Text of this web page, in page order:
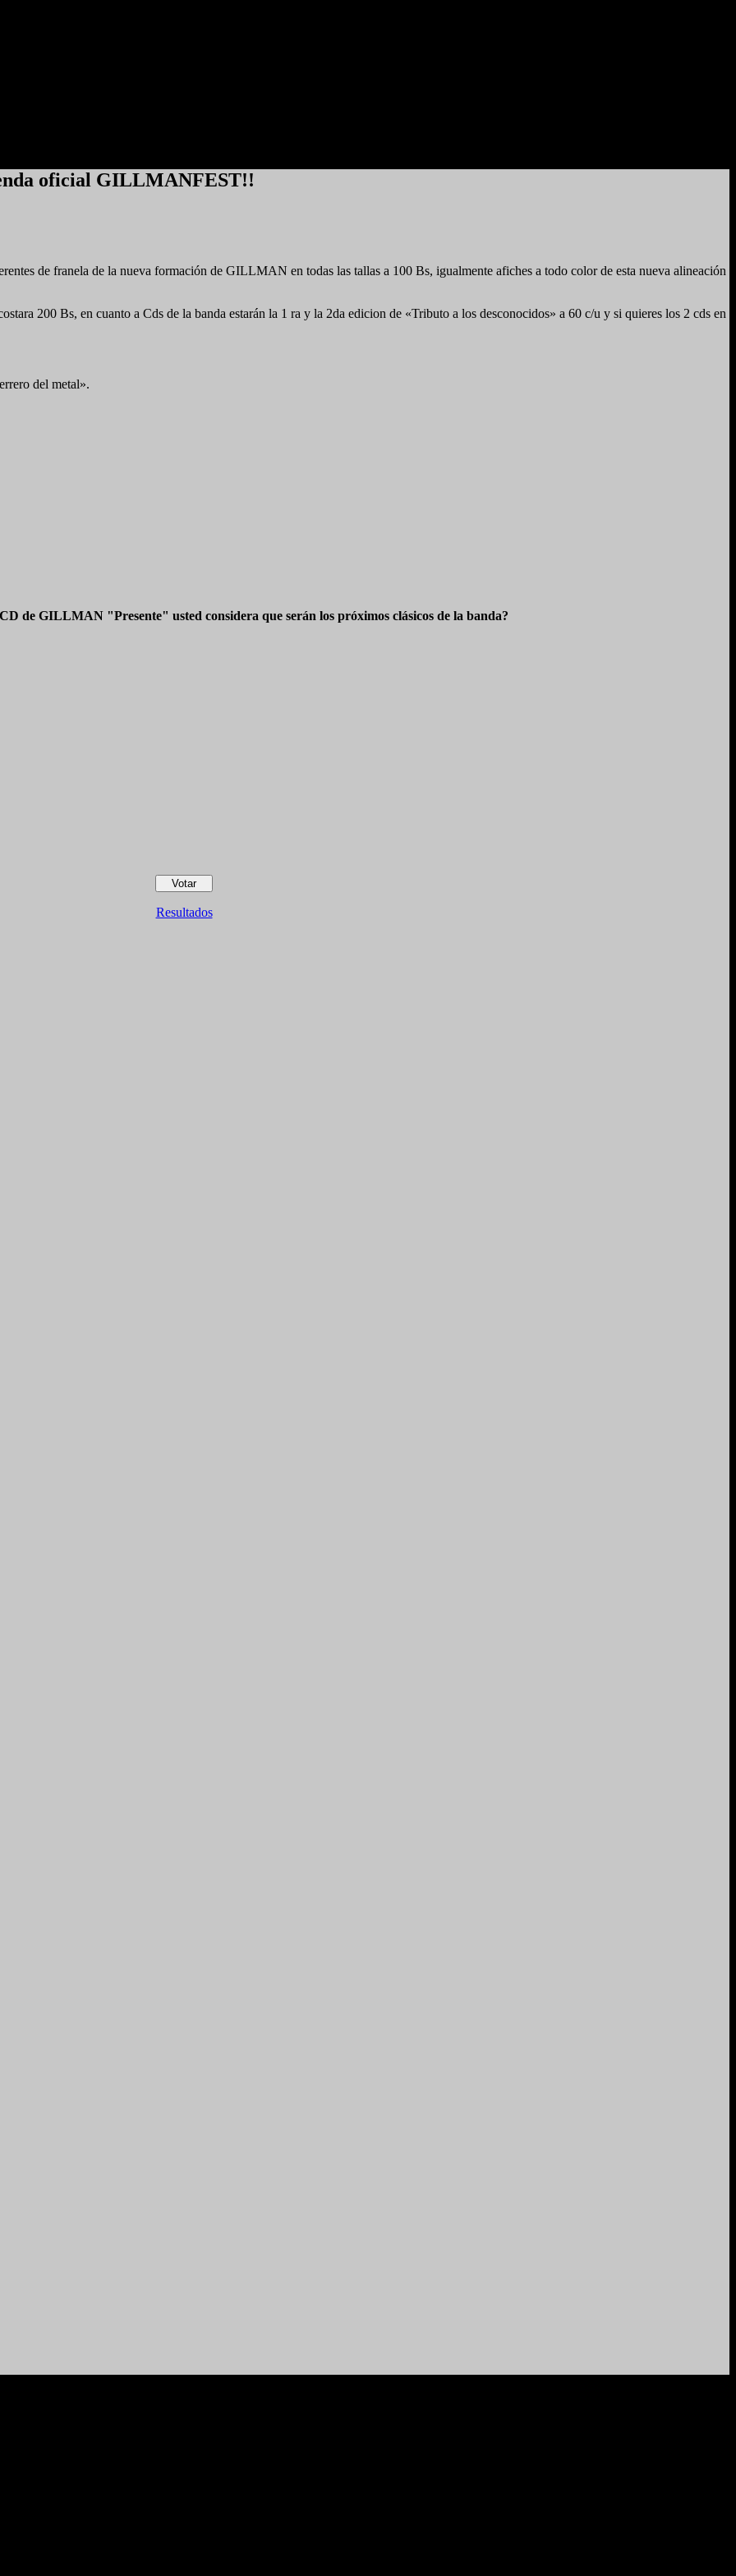
oficial GILLMANFEST!!
de franela de la nueva formación de GILLMAN en todas las tallas a 100 Bs, igualmente afiches a todo color de esta nueva alineación
200 Bs, en cuanto a Cds de la banda estarán la 1 ra y la 2da edicion de «Tributo a los desconocidos» a 60 c/u y si quieres los 2 cds en
del metal».
de GILLMAN "Presente" usted considera que serán los próximos clásicos de la banda?
Resultados